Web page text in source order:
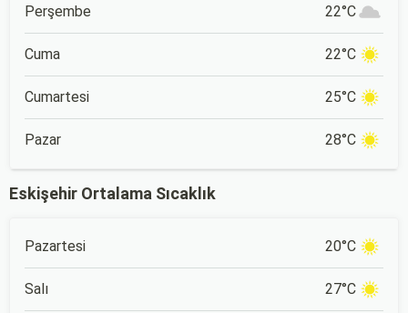
Perşembe 22°C
Cuma 22°C
Cumartesi 25°C
Pazar 28°C
Eskişehir Ortalama Sıcaklık
Pazartesi 20°C
Salı 27°C